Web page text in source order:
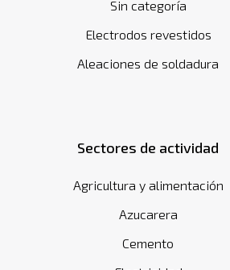
Sin categoría
Electrodos revestidos
Aleaciones de soldadura
Sectores de actividad
Agricultura y alimentación
Azucarera
Cemento